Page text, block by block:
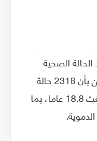
الصحية
للبالغين حتى عام 2011، وتم إخبار الباحثين بأن 2318 حالة
وفاة حدثت خلال فترة متابعة متوسطة بلغت 18.8 عاما، بما